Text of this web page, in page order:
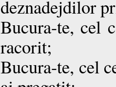
deznadejdilor
Bucura-te, cel
racorit;
Bucura-te, cel